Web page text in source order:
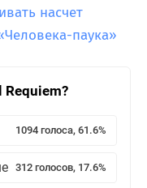
насчет
паука»
1094 голоса, 61.6%
312 голосов, 17.6%